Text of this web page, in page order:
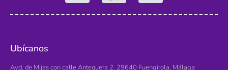
Ubícanos
Avd. de Mijas con calle Antequera 2. 29640 Fuengirola, Málaga